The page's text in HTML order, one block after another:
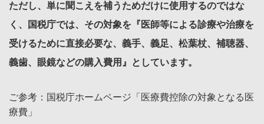
ただし、単に聞こえを補うためだけに使用するのではな
く、
国税庁では、その対象を『医師等による診療や治療を
受けるために直接必要な、 義手、義足、松葉杖、補聴器、
義歯、眼鏡などの購入費用』としています。
ご参考：国税庁ホームページ「医療費控除の対象となる医
療費」